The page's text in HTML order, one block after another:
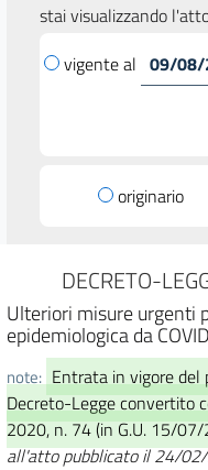
stai visualizzando
vigente al
originario
DECRETO-
Ulteriori misure urgenti
epidemiologica da
note: Entrata in vigore
Decreto-Legge convertito
2020, n. 74 (in G.U. 15/
all'atto pubblicato il 24/